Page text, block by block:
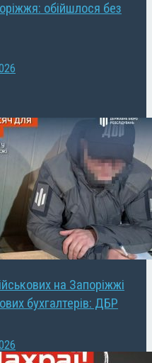
обійшлося без
на Запоріжжі
бухгалтерів: ДБР